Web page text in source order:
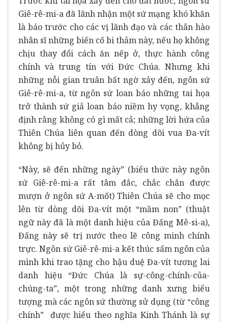
Giê-rê-mi-a đã lãnh nhận một sứ mạng khó khăn
là báo trước cho các vị lãnh đạo và các thân hào
nhân sĩ những biến cố bi thảm này, nếu họ không
chịu thay đổi cách ăn nếp ở, thực hành công
chính và trung tín với Đức Chúa. Nhưng khi
những nỗi gian truân bất ngờ xảy đến, ngôn sứ
Giê-rê-mi-a, từ ngôn sứ loan báo những tai họa
trở thành sứ giả loan báo niềm hy vọng, khẳng
định rằng không có gì mất cả; những lời hứa của
Thiên Chúa liên quan đến dòng dõi vua Đa-vít
không bị hủy bỏ.
“Này, sẽ đến những ngày” (biểu thức này ngôn
sứ Giê-rê-mi-a rất tâm đắc, chắc chắn được
mượn ở ngôn sứ A-mốt) Thiên Chúa sẽ cho mọc
lên từ dòng dõi Đa-vít một “mầm non” (thuật
ngữ này đã là một danh hiệu của Đấng Mê-si-a),
Đấng này sẽ trị nước theo lẽ công minh chính
trực. Ngôn sứ Giê-rê-mi-a kết thúc sấm ngôn của
mình khi trao tặng cho hậu duệ Đa-vít tương lai
danh hiệu “Đức Chúa là sự-công-chính-của-
chúng-ta”, một trong những danh xưng biểu
tượng mà các ngôn sứ thường sử dụng (từ “công
chính” được hiểu theo nghĩa Kinh Thánh là sự